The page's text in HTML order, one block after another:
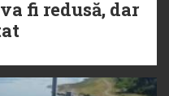
fi redusă, dar